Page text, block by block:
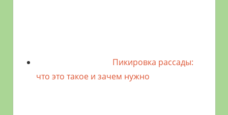
Пикировка рассады:
что это такое и зачем нужно